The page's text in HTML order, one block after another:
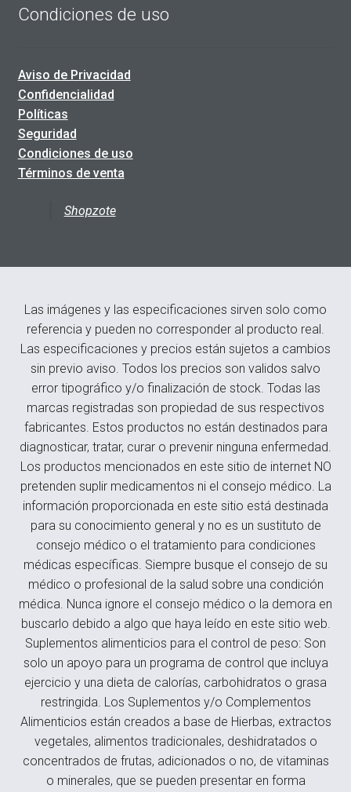
Condiciones de uso
Aviso de Privacidad
Confidencialidad
Políticas
Seguridad
Condiciones de uso
Términos de venta
Shopzote
Las imágenes y las especificaciones sirven solo como
referencia y pueden no corresponder al producto real.
Las especificaciones y precios están sujetos a cambios
sin previo aviso. Todos los precios son validos salvo
error tipográfico y/o finalización de stock. Todas las
marcas registradas son propiedad de sus respectivos
fabricantes. Estos productos no están destinados para
diagnosticar, tratar, curar o prevenir ninguna enfermedad.
Los productos mencionados en este sitio de internet NO
pretenden suplir medicamentos ni el consejo médico. La
información proporcionada en este sitio está destinada
para su conocimiento general y no es un sustituto de
consejo médico o el tratamiento para condiciones
médicas específicas. Siempre busque el consejo de su
médico o profesional de la salud sobre una condición
médica. Nunca ignore el consejo médico o la demora en
buscarlo debido a algo que haya leído en este sitio web.
Suplementos alimenticios para el control de peso: Son
solo un apoyo para un programa de control que incluya
ejercicio y una dieta de calorías, carbohidratos o grasa
restringida. Los Suplementos y/o Complementos
Alimenticios están creados a base de Hierbas, extractos
vegetales, alimentos tradicionales, deshidratados o
concentrados de frutas, adicionados o no, de vitaminas
o minerales, que se pueden presentar en forma